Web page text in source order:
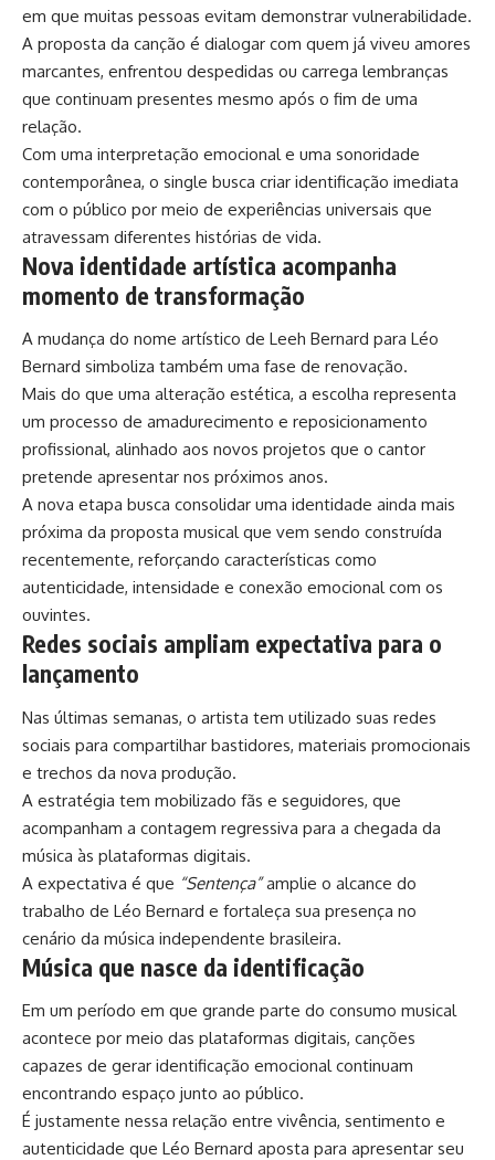
em que muitas pessoas evitam demonstrar vulnerabilidade.
A proposta da canção é dialogar com quem já viveu amores
marcantes, enfrentou despedidas ou carrega lembranças
que continuam presentes mesmo após o fim de uma
relação.
Com uma interpretação emocional e uma sonoridade
contemporânea, o single busca criar identificação imediata
com o público por meio de experiências universais que
atravessam diferentes histórias de vida.
Nova identidade artística acompanha
momento de transformação
A mudança do nome artístico de Leeh Bernard para Léo
Bernard simboliza também uma fase de renovação.
Mais do que uma alteração estética, a escolha representa
um processo de amadurecimento e reposicionamento
profissional, alinhado aos novos projetos que o cantor
pretende apresentar nos próximos anos.
A nova etapa busca consolidar uma identidade ainda mais
próxima da proposta musical que vem sendo construída
recentemente, reforçando características como
autenticidade, intensidade e conexão emocional com os
ouvintes.
Redes sociais ampliam expectativa para o
lançamento
Nas últimas semanas, o artista tem utilizado suas redes
sociais para compartilhar bastidores, materiais promocionais
e trechos da nova produção.
A estratégia tem mobilizado fãs e seguidores, que
acompanham a contagem regressiva para a chegada da
música às plataformas digitais.
A expectativa é que “Sentença”amplie o alcance do
trabalho de Léo Bernard e fortaleça sua presença no
cenário da música independente brasileira.
Música que nasce da identificação
Em um período em que grande parte do consumo musical
acontece por meio das plataformas digitais, canções
capazes de gerar identificação emocional continuam
encontrando espaço junto ao público.
É justamente nessa relação entre vivência, sentimento e
autenticidade que Léo Bernard aposta para apresentar seu